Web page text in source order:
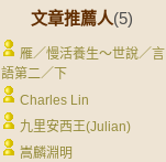
文章推薦人(5)
雁／慢活養生～世說／言
語第二／下
Charles Lin
九里安西王(Julian)
嵩麟淵明